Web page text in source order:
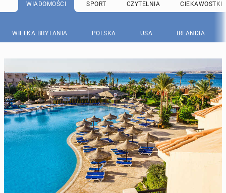
WIADOMOŚCI SPORT CZYTELNIA CIEKAWOSTKI
WIELKA BRYTANIA POLSKA USA IRLANDIA